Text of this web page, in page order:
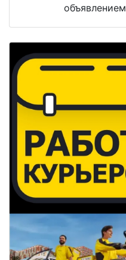
объявлением